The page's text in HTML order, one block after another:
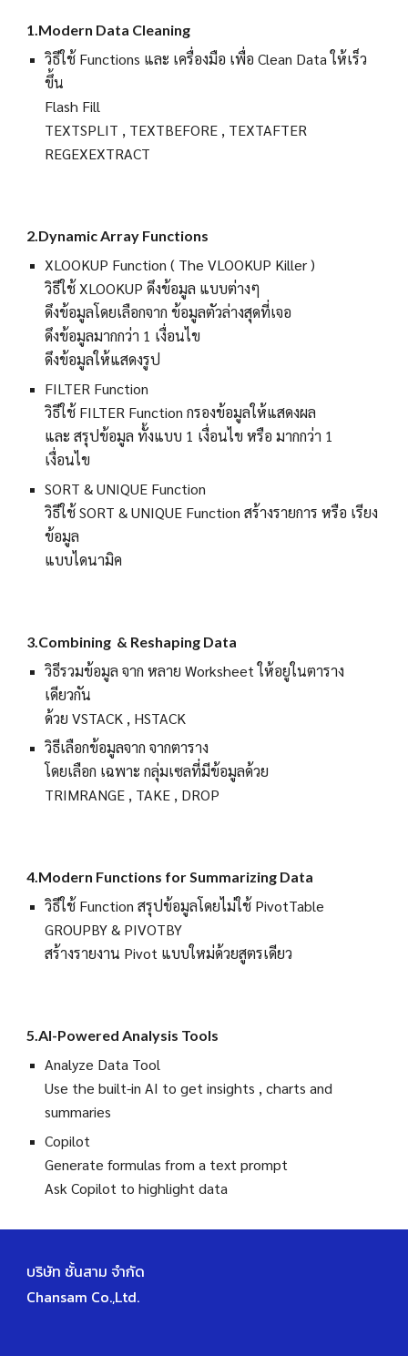
1.Modern Data Cleaning
วิธีใช้ Functions และ เครื่องมือ เพื่อ Clean Data ให้เร็ว
ขึ้น
Flash Fill
TEXTSPLIT , TEXTBEFORE , TEXTAFTER
REGEXEXTRACT
2.Dynamic Array Functions
XLOOKUP Function ( The VLOOKUP Killer )
วิธีใช้ XLOOKUP ดึงข้อมูล แบบต่างๆ
ดึงข้อมูลโดยเลือกจาก ข้อมูลตัวล่างสุดที่เจอ
ดึงข้อมูลมากกว่า 1 เงื่อนไข
ดึงข้อมูลให้แสดงรูป
FILTER Function
วิธีใช้ FILTER Function กรองข้อมูลให้แสดงผล
และ สรุปข้อมูล ทั้งแบบ 1 เงื่อนไข หรือ มากกว่า 1
เงื่อนไข
SORT & UNIQUE Function
วิธีใช้ SORT & UNIQUE Function สร้างรายการ หรือ เรียง
ข้อมูล
แบบไดนามิค
3.Combining & Reshaping Data
วิธีรวมข้อมูล จาก หลาย Worksheet ให้อยูในตาราง
เดียวกัน
ด้วย VSTACK , HSTACK
วิธีเลือกข้อมูลจาก จากตาราง
โดยเลือก เฉพาะ กลุ่มเซลที่มีข้อมูลด้วย
TRIMRANGE , TAKE , DROP
4.Modern Functions for Summarizing Data
วิธีใช้ Function สรุปข้อมูลโดยไม่ใช้ PivotTable
GROUPBY & PIVOTBY
สร้างรายงาน Pivot แบบใหม่ด้วยสูตรเดียว
5.AI-Powered Analysis Tools
Analyze Data Tool
Use the built-in AI to get insights , charts and
summaries
Copilot
Generate formulas from a text prompt
Ask Copilot to highlight data
บริษัท ชั้นสาม จำกัด
Chansam Co.,Ltd.